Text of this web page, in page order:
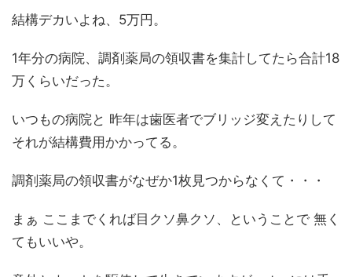
結構デカいよね、5万円。
1年分の病院、調剤薬局の領収書を集計してたら合計18
万くらいだった。
いつもの病院と 昨年は歯医者でブリッジ変えたりして
それが結構費用かかってる。
調剤薬局の領収書がなぜか1枚見つからなくて・・・
まぁ ここまでくれば目クソ鼻クソ、ということで 無く
てもいいや。